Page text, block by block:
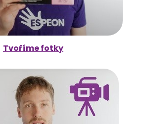
Tvoříme fotky